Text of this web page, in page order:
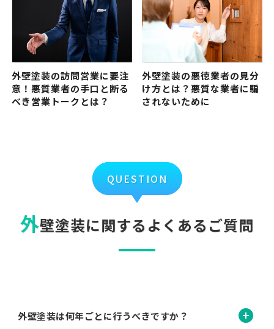
外壁塗装の訪問営業に要注
意！悪質業者の手口と断る
べき営業トークとは？
外壁塗装の悪徳業者の見分
け方とは？悪質な業者に騙
されないために
QUESTION
外壁塗装に関するよくあるご質問
外壁塗装は何年ごとに行うべきですか？ 開く